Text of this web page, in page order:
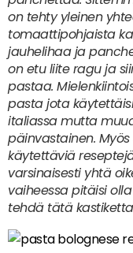
on tehty yleinen
tomaattipohjaista
jauhelihaa ja
on etu liite ragu ja
pastaa.
pasta jota
italiassa mutta
päinvastainen.
käytettäviä
varsinaisesti yhtä
vaiheessa pitäisi
tehdä tätä